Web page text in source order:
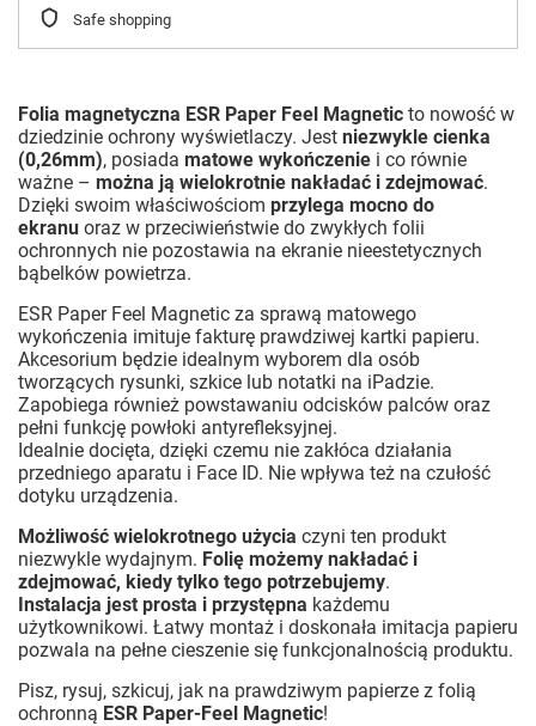
Safe shopping
Folia magnetyczna ESR Paper Feel Magnetic to nowość w
dziedzinie ochrony wyświetlaczy. Jest niezwykle cienka
(0,26mm), posiada matowe wykończenie i co równie
ważne – można ją wielokrotnie nakładać i zdejmować.
Dzięki swoim właściwościom przylega mocno do
ekranu oraz w przeciwieństwie do zwykłych folii
ochronnych nie pozostawia na ekranie nieestetycznych
bąbelków powietrza.
ESR Paper Feel Magnetic za sprawą matowego
wykończenia imituje fakturę prawdziwej kartki papieru.
Akcesorium będzie idealnym wyborem dla osób
tworzących rysunki, szkice lub notatki na iPadzie.
Zapobiega również powstawaniu odcisków palców oraz
pełni funkcję powłoki antyrefleksyjnej.
Idealnie docięta, dzięki czemu nie zakłóca działania
przedniego aparatu i Face ID. Nie wpływa też na czułość
dotyku urządzenia.
Możliwość wielokrotnego użycia czyni ten produkt
niezwykle wydajnym. Folię możemy nakładać i
zdejmować, kiedy tylko tego potrzebujemy.
Instalacja jest prosta i przystępna każdemu
użytkownikowi. Łatwy montaż i doskonała imitacja papieru
pozwala na pełne cieszenie się funkcjonalnością produktu.
Pisz, rysuj, szkicuj, jak na prawdziwym papierze z folią
ochronną ESR Paper-Feel Magnetic!